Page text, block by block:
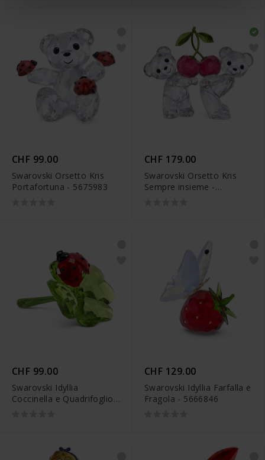
CHF 99.00
Swarovski Orsetto Kris
Portafortuna - 5675983
CHF 179.00
Swarovski Orsetto Kris
Sempre insieme -
CHF 99.00
Swarovski Idyllia
Coccinella e Quadrifoglio -
CHF 129.00
Swarovski Idyllia Farfalla e
Fragola - 5666846